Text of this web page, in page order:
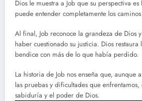
Dios le muestra a Job que su perspectiva
puede entender completamente los
Al final, Job reconoce la grandeza de Dios
haber cuestionado su justicia. Dios
bendice con más de lo que había perdido.
La historia de Job nos enseña que, aunque
las pruebas y dificultades que
sabiduría y el poder de Dios.